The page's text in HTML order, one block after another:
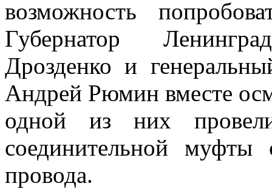
возможность
Губернатор
Дрозденко и
Андрей Рюмин вместе
одной из них
соединительной муфты
провода.